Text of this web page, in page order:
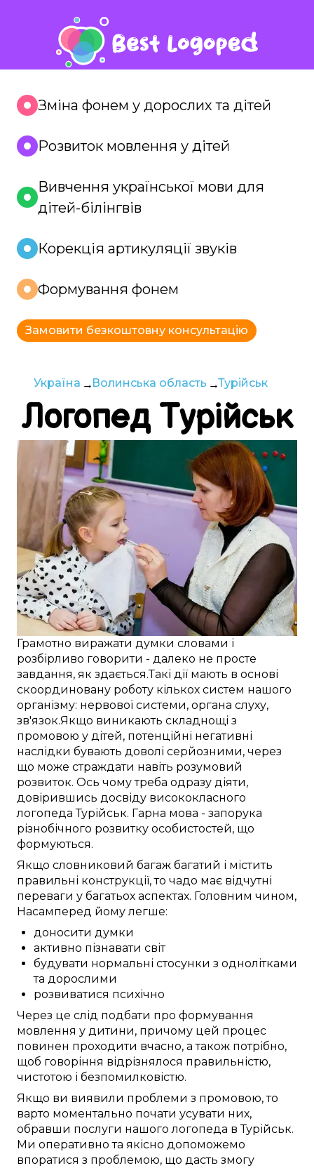
Зміна фонем у дорослих та дітей
Розвиток мовлення у дітей
Вивчення української мови для
дітей-білінгвів
Корекція артикуляції звуків
Формування фонем
Замовити безкоштовну консультацію
Україна Волинська область Турійськ
Логопед Турійськ
Грамотно виражати думки словами і
розбірливо говорити - далеко не просте
завдання, як здається.Такі дії мають в основі
скоординовану роботу кількох систем нашого
організму: нервової системи, органа слуху,
зв'язок.Якщо виникають складнощі з
промовою у дітей, потенційні негативні
наслідки бувають доволі серйозними, через
що може страждати навіть розумовий
розвиток. Ось чому треба одразу діяти,
довірившись досвіду висококласного
логопедаТурійськ. Гарна мова - запорука
різнобічного розвитку особистостей, що
формуються.
Якщо словниковий багаж багатий і містить
правильні конструкції, то чадо має відчутні
переваги у багатьох аспектах. Головним чином,
Насамперед йомулегше:
доносити думки
активно пізнавати світ
будувати нормальні стосунки з однолітками
та дорослими
розвиватися психічно
Через це слід подбати про формування
мовлення у дитини, причому цей процес
повинен проходити вчасно, а також потрібно,
щоб говоріння відрізнялося правильністю,
чистотою і безпомилковістю.
Якщо ви виявили проблеми з промовою, то
варто моментально почати усувати них,
обравши послуги нашого логопеда вТурійськ.
Ми оперативно та якісно допоможемо
впоратися з проблемою, що дасть змогу